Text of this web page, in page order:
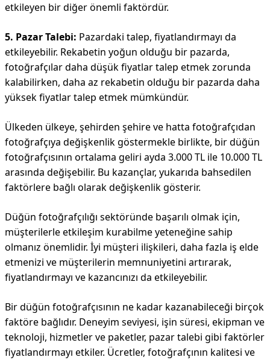
etkileyen bir diğer önemli faktördür.
5. Pazar Talebi: Pazardaki talep, fiyatlandırmayı da
etkileyebilir. Rekabetin yoğun olduğu bir pazarda,
fotoğrafçılar daha düşük fiyatlar talep etmek zorunda
kalabilirken, daha az rekabetin olduğu bir pazarda daha
yüksek fiyatlar talep etmek mümkündür.
Ülkeden ülkeye, şehirden şehire ve hatta fotoğrafçıdan
fotoğrafçıya değişkenlik göstermekle birlikte, bir düğün
fotoğrafçısının ortalama geliri ayda 3.000 TL ile 10.000 TL
arasında değişebilir. Bu kazançlar, yukarıda bahsedilen
faktörlere bağlı olarak değişkenlik gösterir.
Düğün fotoğrafçılığı sektöründe başarılı olmak için,
müşterilerle etkileşim kurabilme yeteneğine sahip
olmanız önemlidir. İyi müşteri ilişkileri, daha fazla iş elde
etmenizi ve müşterilerin memnuniyetini artırarak,
fiyatlandırmayı ve kazancınızı da etkileyebilir.
Bir düğün fotoğrafçısının ne kadar kazanabileceği birçok
faktöre bağlıdır. Deneyim seviyesi, işin süresi, ekipman ve
teknoloji, hizmetler ve paketler, pazar talebi gibi faktörler
fiyatlandırmayı etkiler. Ücretler, fotoğrafçının kalitesi ve